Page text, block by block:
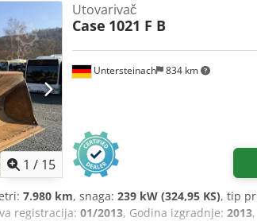
1 / 15
Untersteinach 834 km
Utovarivač
Case 1021 F B
7.980 km, snaga: 239 kW (324,95 KS), tip
registracija: 01/2013, Godina izgradnje: 2013